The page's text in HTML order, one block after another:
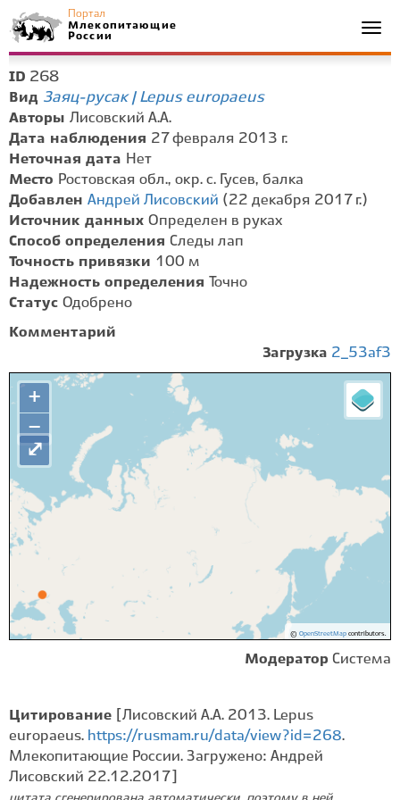
Портал
Млекопитающие
России
ID 268
Вид Заяц-русак | Lepus europaeus
Авторы Лисовский А.А.
Дата наблюдения 27 февраля 2013 г.
Неточная дата Нет
Место Ростовская обл., окр. с. Гусев, балка
Добавлен Андрей Лисовский (22 декабря 2017 г.)
Источник данных Определен в руках
Способ определения Следы лап
Точность привязки 100 м
Надежность определения
Точно
Статус Одобрено
Комментарий
Загрузка 2_53af3
+
−
© OpenStreetMapcontributors.
⤢
Модератор Система
Цитирование
[Лисовский А.А. 2013. Lepus
europaeus. https://rusmam.ru/data/view?id=268.
Млекопитающие России. Загружено: Андрей
Лисовский 22.12.2017]